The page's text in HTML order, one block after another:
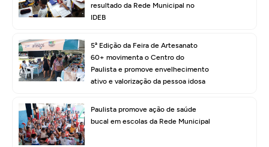
resultado da Rede Municipal no
IDEB
5ª Edição da Feira de Artesanato
60+ movimenta o Centro do
Paulista e promove envelhecimento
ativo e valorização da pessoa idosa
Paulista promove ação de saúde
bucal em escolas da Rede Municipal